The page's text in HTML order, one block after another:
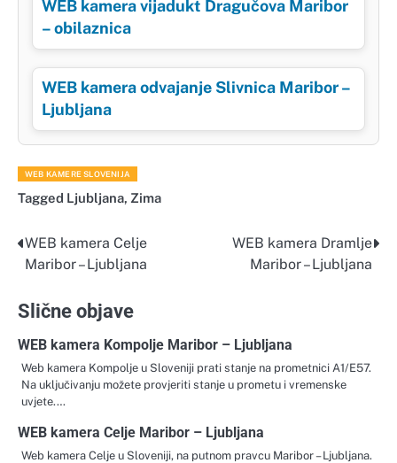
WEB kamera vijadukt Dragučova Maribor
– obilaznica
WEB kamera odvajanje Slivnica Maribor –
Ljubljana
WEB KAMERE SLOVENIJA
Tagged Ljubljana, Zima
Navigacija
WEB kamera Celje
Maribor – Ljubljana
WEB kamera Dramlje
Maribor – Ljubljana
Slične objave
WEB kamera Kompolje Maribor – Ljubljana
Web kamera Kompolje u Sloveniji prati stanje na prometnici A1/E57.
Na uključivanju možete provjeriti stanje u prometu i vremenske
uvjete.…
WEB kamera Celje Maribor – Ljubljana
Web kamera Celje u Sloveniji, na putnom pravcu Maribor – Ljubljana.